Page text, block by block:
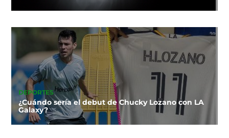
DEPORTES
¿Cuándo sería el debut de Chucky Lozano con LA
Galaxy?